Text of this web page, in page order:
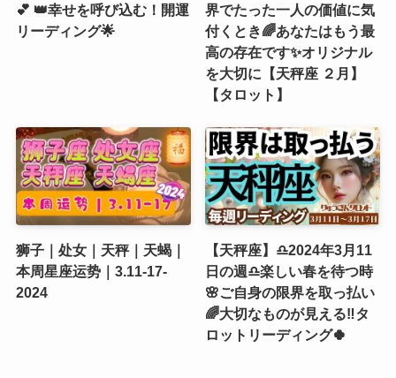
💕 👑幸せを呼び込む！開運
リーディング🌟
界でたった一人の価値に気
付くとき🌈あなたはもう最
高の存在です✨オリジナル
を大切に【天秤座 ２月】
【タロット】
狮子｜处女｜天秤｜天蝎｜
本周星座运势｜3.11-17-
2024
【天秤座】♎️2024年3月11
日の週♎️楽しい春を待つ時
🌸ご自身の限界を取っ払い
🌈大切なものが見える‼️タ
ロットリーディング🍀